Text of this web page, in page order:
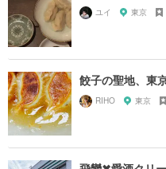
ユイ 東京
餃子の聖地、東
RIHO 東京